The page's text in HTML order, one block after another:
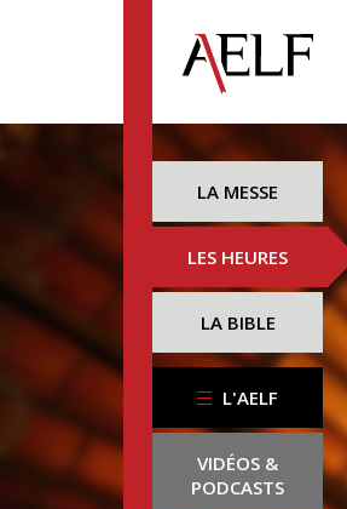
LA MESSE
LES HEURES
LA BIBLE
L'AELF
VIDÉOS &
PODCASTS